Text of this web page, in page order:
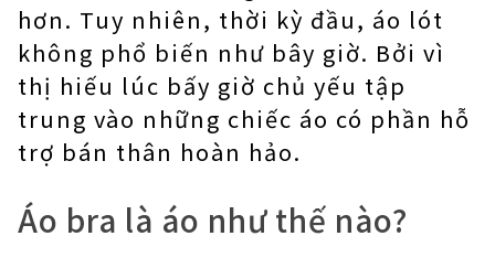
hơn. Tuy nhiên, thời kỳ đầu, áo lót
không phổ biến như bây giờ. Bởi vì
thị hiếu lúc bấy giờ chủ yếu tập
trung vào những chiếc áo có phần hỗ
trợ bán thân hoàn hảo.
Áo bra là áo như thế nào?